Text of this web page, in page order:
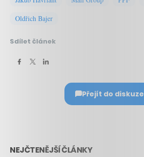
Oldřich Bajer
Sdílet článek
Přejít do diskuze
NEJČTENĚJŠÍ ČLÁNKY